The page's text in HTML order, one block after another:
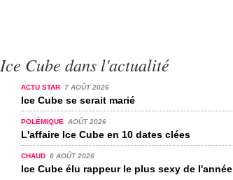
Ice Cube dans l'actualité
ACTU STAR 7 AOÛT 2026
Ice Cube se serait marié
POLÉMIQUE AOÛT 2026
L'affaire Ice Cube en 10 dates clées
CHAUD 6 AOÛT 2026
Ice Cube élu rappeur le plus sexy de l'année